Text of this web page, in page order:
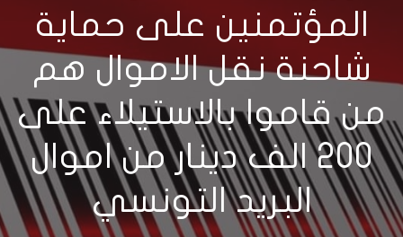
المؤتمنين على حماية
شاحنة نقل الاموال هم
من قاموا بالاستيلاء على
200 الف دينار من اموال
البريد التونسي